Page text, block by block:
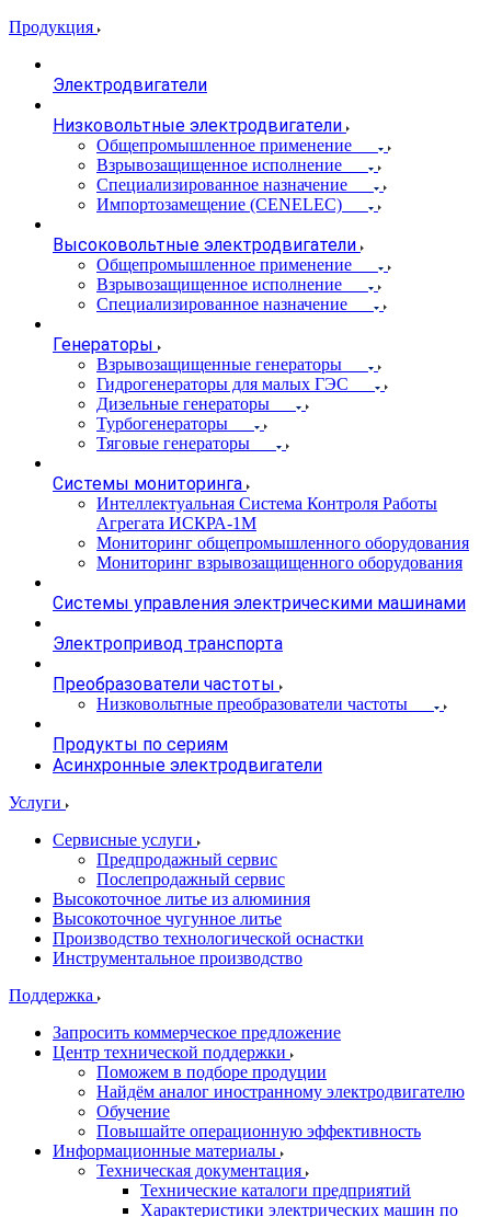
Продукция
Электродвигатели
Низковольтные электродвигатели
Общепромышленное применение
Взрывозащищенное исполнение
Специализированное назначение
Импортозамещение (CENELEC)
Высоковольтные электродвигатели
Общепромышленное применение
Взрывозащищенное исполнение
Специализированное назначение
Генераторы
Взрывозащищенные генераторы
Гидрогенераторы для малых ГЭС
Дизельные генераторы
Турбогенераторы
Тяговые генераторы
Системы мониторинга
Интеллектуальная Система Контроля Работы
Агрегата ИСКРА-1М
Мониторинг общепромышленного оборудования
Мониторинг взрывозащищенного оборудования
Системы управления электрическими машинами
Электропривод транспорта
Преобразователи частоты
Низковольтные преобразователи частоты
Продукты по сериям
Асинхронные электродвигатели
Услуги
Сервисные услуги
Предпродажный сервис
Послепродажный сервис
Высокоточное литье из алюминия
Высокоточное чугунное литье
Производство технологической оснастки
Инструментальное производство
Поддержка
Запросить коммерческое предложение
Центр технической поддержки
Поможем в подборе продуции
Найдём аналог иностранному электродвигателю
Обучение
Повышайте операционную эффективность
Информационные материалы
Техническая документация
Технические каталоги предприятий
Характеристики электрических машин по